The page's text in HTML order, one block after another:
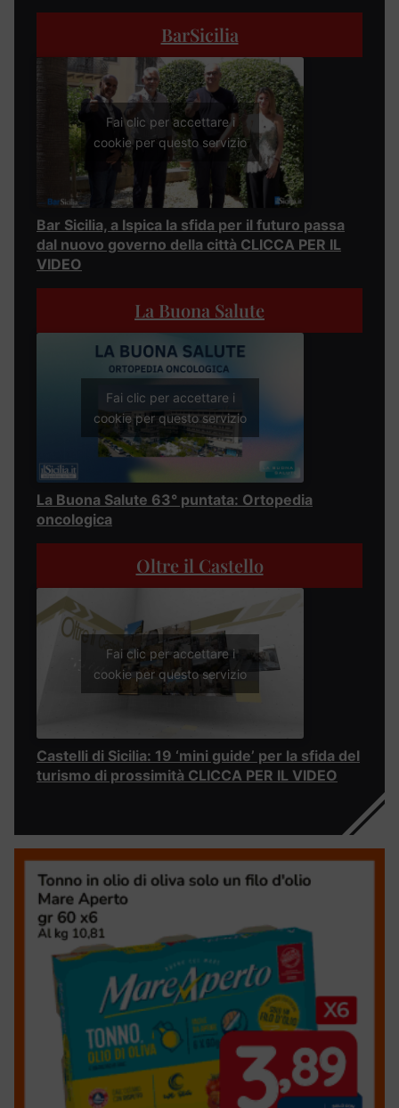
BarSicilia
Fai clic per accettare i
cookie per questo servizio
Bar Sicilia, a Ispica la sfida per il futuro passa
dal nuovo governo della città CLICCA PER IL
VIDEO
La Buona Salute
Fai clic per accettare i
cookie per questo servizio
La Buona Salute 63° puntata: Ortopedia
oncologica
Oltre il Castello
Fai clic per accettare i
cookie per questo servizio
Castelli di Sicilia: 19 ‘mini guide’ per la sfida del
turismo di prossimità CLICCA PER IL VIDEO